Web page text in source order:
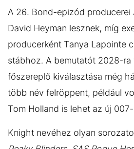
A 26. Bond-epizód producerei
David Heyman lesznek, míg
producerként Tanya Lapointe
stábhoz. A bemutatót 2028-ra
főszereplő kiválasztása még
több név felröppent, például
Tom Holland is lehet az új
Knight nevéhez olyan